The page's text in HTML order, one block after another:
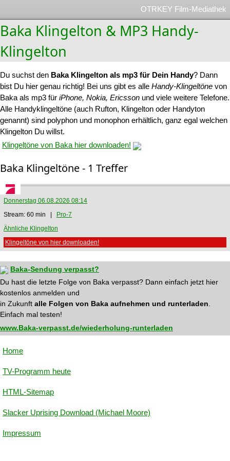
OTRKEY Film-Mediathek
Baka Klingelton & MP3 Handy-
Klingelton
Du suchst den Baka Klingelton als mp3 für Dein Handy? Dann
bist Du hier genau richtig! Bei uns gibt es alle Handy-Klingeltöne von
Baka als mp3 für iPhone, Nokia, Ericsson und viele weitere Telefone.
Alle Handyklingeltöne (auch Rufton, Klingelton oder Handyton
genannt) sind polyphon und monophon erhältlich, ganz egal welchen
Klingelton Du willst.
Klingeltöne von Baka hier downloaden!
Baka Klingeltöne - 1 Treffer
Donnerstag 06.08.2026 08:14
Stream: 60 min |
Pro-7
Ähnliche Klingelton
Klingeltöne von hier downloaden!
Baka-Sendung verpasst?
Du hast die letzte Folge von Baka verpasst? Dann einfach jetzt hier
kostenlos anmelden und
in Zukunft alle Folgen von Baka aufnehmen und runterladen
Einfach mal testen!
www.Baka-verpasst.de/wiederholung-runterladen
Home
TV-Programm heute
HTML-Sitemap
Slacker Uprising Download (Michael Moore)
Impressum